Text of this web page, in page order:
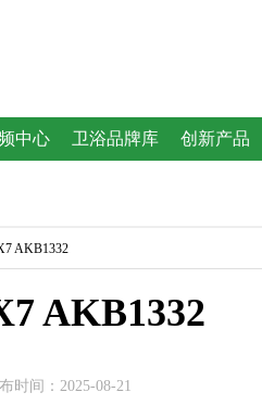
中心 卫浴品牌库 创新产品
AKB1332
AKB1332
间：2025-08-21